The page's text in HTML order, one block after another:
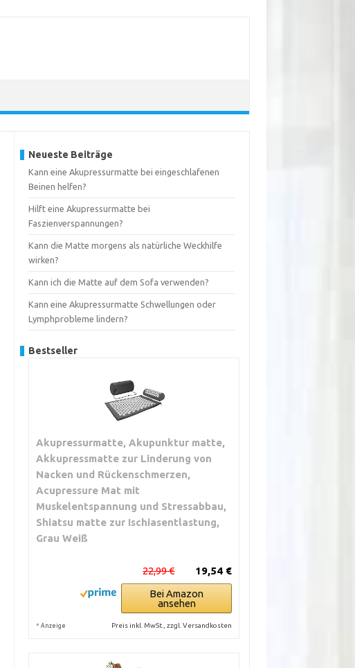
Neueste Beiträge
Kann eine Akupressurmatte bei eingeschlafenen
Beinen helfen?
Hilft eine Akupressurmatte bei
Faszienverspannungen?
Kann die Matte morgens als natürliche Weckhilfe
wirken?
Kann ich die Matte auf dem Sofa verwenden?
Kann eine Akupressurmatte Schwellungen oder
Lymphprobleme lindern?
Bestseller
Akupressurmatte, Akupunktur matte,
Akkupressmatte zur Linderung von
Nacken und Rückenschmerzen,
Acupressure Mat mit
Muskelentspannung und Stressabbau,
Shiatsu matte zur Ischiasentlastung,
Grau Weiß
19,54 €
22,99 €
Bei Amazon
ansehen
* Anzeige Preis inkl. MwSt., zzgl. Versandkosten